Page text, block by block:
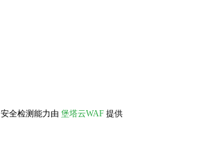
安全检测能力由 堡塔云WAF 提供